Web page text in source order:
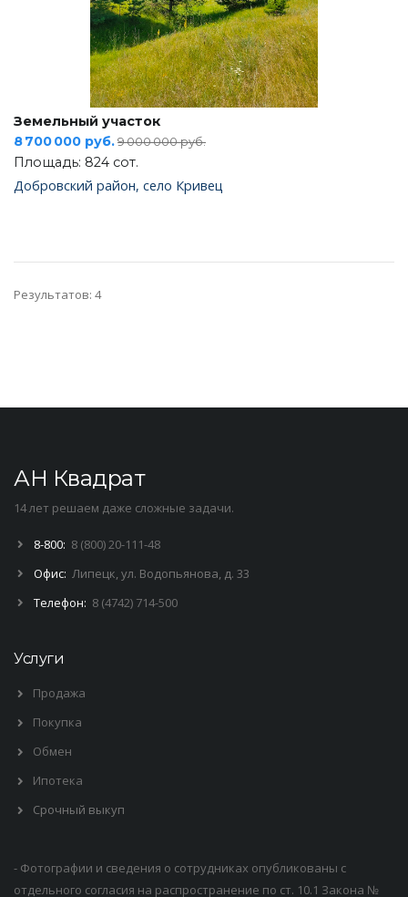
Земельный участок
8 700 000 руб. 9 000 000 руб.
Площадь: 824 сот.
Добровский район, село Кривец
Результатов: 4
АН Квадрат
14 лет решаем даже сложные задачи.
8-800: 8 (800) 20-111-48
Офис: Липецк, ул. Водопьянова, д. 33
Телефон: 8 (4742) 714-500
Услуги
Продажа
Покупка
Обмен
Ипотека
Срочный выкуп
- Фотографии и сведения о сотрудниках опубликованы с
отдельного согласия на распространение по ст. 10.1 Закона №